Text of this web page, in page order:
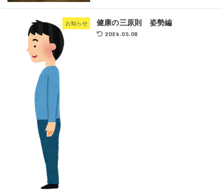
お知らせ 健康の三原則 姿勢編
2026.05.08